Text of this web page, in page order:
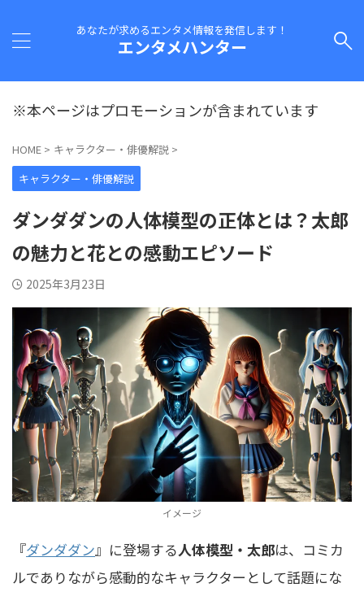
あなたが求めるエンタメ情報を発信します！
エンタメハンター
※本ページはプロモーションが含まれています
HOME > キャラクター・俳優解説 >
キャラクター・俳優解説
ダンダダンの人体模型の正体とは？太郎
の魅力と花との感動エピソード
2025年3月23日
イメージ
『ダンダダン』に登場する人体模型・太郎は、コミカ
ルでありながら感動的なキャラクターとして話題にな